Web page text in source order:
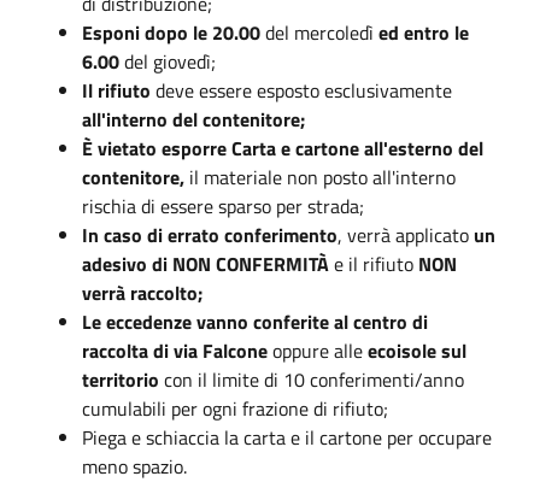
Esponi dopo le 20.00del mercoledì ed entro le
6.00del giovedì;
Il rifiuto deve essere esposto esclusivamente
all'interno del contenitore;
È vietato esporre Carta e cartone all'esterno del
contenitore, il materiale non posto all'interno
rischia di essere sparso per strada;
In caso di errato conferimento, verrà applicato un
adesivo di NON CONFERMITÀe il rifiuto NON
verrà raccolto;
Le eccedenze vanno conferite al centro di
raccolta di via Falconeoppure alleecoisole sul
territorio con il limite di 10 conferimenti/anno
cumulabili per ogni frazione di rifiuto;
Piega e schiaccia la carta e il cartone per occupare
meno spazio.